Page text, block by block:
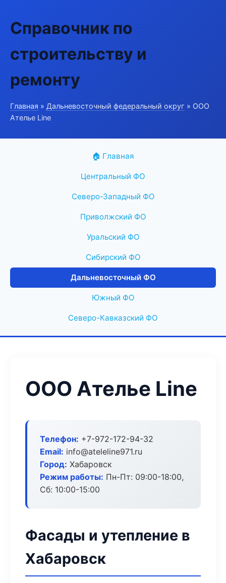
Справочник по
строительству и
ремонту
Главная » Дальневосточный федеральный округ » ООО
Ателье Line
🏠 Главная
Центральный ФО
Северо-Западный ФО
Приволжский ФО
Уральский ФО
Сибирский ФО
Дальневосточный ФО
Южный ФО
Северо-Кавказский ФО
ООО Ателье Line
Телефон: +7-972-172-94-32
Email: info@ateleline971.ru
Город: Хабаровск
Режим работы: Пн-Пт: 09:00-18:00,
Сб: 10:00-15:00
Фасады и утепление в
Хабаровск